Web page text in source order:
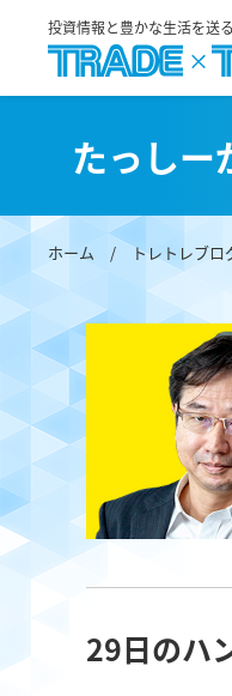
投資情報と豊かな生活を送
たっしー
ホーム /トレトレブロ
29日のハ